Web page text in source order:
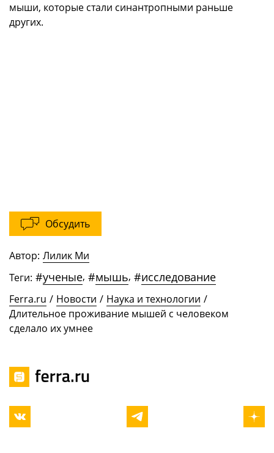
мыши, которые стали синантропными раньше
других.
Обсудить
Автор: Лилик Ми
Теги: #ученые, #мышь, #исследование
Ferra.ru / Новости / Наука и технологии /
Длительное проживание мышей с человеком
сделало их умнее